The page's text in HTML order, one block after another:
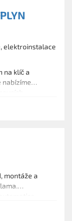
elektroinstalace
na klíč a
nabízíme
montáže a
klimatizace,